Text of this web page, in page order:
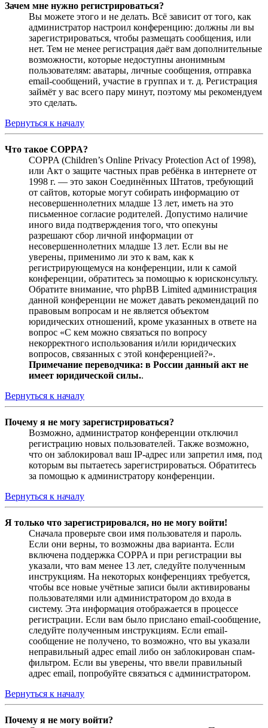
Зачем мне нужно регистрироваться?
Вы можете этого и не делать. Всё зависит от того, как
администратор настроил конференцию: должны ли вы
зарегистрироваться, чтобы размещать сообщения, или
нет. Тем не менее регистрация даёт вам дополнительные
возможности, которые недоступны анонимным
пользователям: аватары, личные сообщения, отправка
email-сообщений, участие в группах и т. д. Регистрация
займёт у вас всего пару минут, поэтому мы рекомендуем
это сделать.
Вернуться к началу
Что такое COPPA?
COPPA (Children’s Online Privacy Protection Act of 1998),
или Акт о защите частных прав ребёнка в интернете от
1998 г. — это закон Соединённых Штатов, требующий
от сайтов, которые могут собирать информацию от
несовершеннолетних младше 13 лет, иметь на это
письменное согласие родителей. Допустимо наличие
иного вида подтверждения того, что опекуны
разрешают сбор личной информации от
несовершеннолетних младше 13 лет. Если вы не
уверены, применимо ли это к вам, как к
регистрирующемуся на конференции, или к самой
конференции, обратитесь за помощью к юрисконсульту.
Обратите внимание, что phpBB Limited администрация
данной конференции не может давать рекомендаций по
правовым вопросам и не является объектом
юридических отношений, кроме указанных в ответе на
вопрос «С кем можно связаться по вопросу
некорректного использования и/или юридических
вопросов, связанных с этой конференцией?».
Примечание переводчика: в России данный акт не
имеет юридической силы..
Вернуться к началу
Почему я не могу зарегистрироваться?
Возможно, администратор конференции отключил
регистрацию новых пользователей. Также возможно,
что он заблокировал ваш IP-адрес или запретил имя, под
которым вы пытаетесь зарегистрироваться. Обратитесь
за помощью к администратору конференции.
Вернуться к началу
Я только что зарегистрировался, но не могу войти!
Сначала проверьте свои имя пользователя и пароль.
Если они верны, то возможны два варианта. Если
включена поддержка COPPA и при регистрации вы
указали, что вам менее 13 лет, следуйте полученным
инструкциям. На некоторых конференциях требуется,
чтобы все новые учётные записи были активированы
пользователями или администратором до входа в
систему. Эта информация отображается в процессе
регистрации. Если вам было прислано email-сообщение,
следуйте полученным инструкциям. Если email-
сообщение не получено, то возможно, что вы указали
неправильный адрес email либо он заблокирован спам-
фильтром. Если вы уверены, что ввели правильный
адрес email, попробуйте связаться с администратором.
Вернуться к началу
Почему я не могу войти?